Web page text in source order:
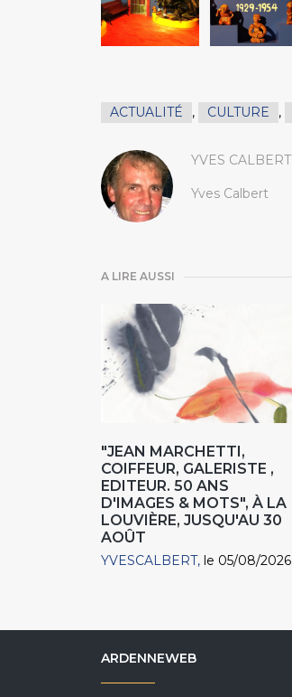
ACTUALITÉ , CULTURE ,
YVES CALBERT
Yves Calbert
A LIRE AUSSI
"JEAN MARCHETTI,
COIFFEUR, GALERISTE ,
EDITEUR. 50 ANS
D'IMAGES & MOTS", À LA
LOUVIÈRE, JUSQU'AU 30
AOÛT
YVESCALBERT le 05/08/2026
ARDENNEWEB